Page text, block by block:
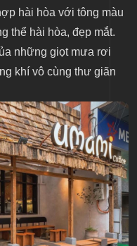
hài hòa với tông màu
thể hài hòa, đẹp mắt.
những giọt mưa rơi
khí vô cùng thư giãn